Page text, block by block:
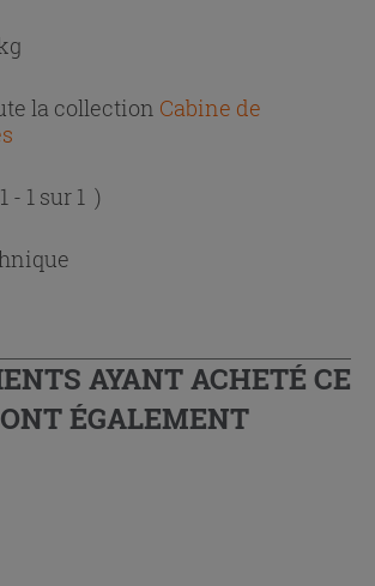
la collection Cabine de
- 1 sur 1 )
AYANT ACHETÉ CE
ÉGALEMENT